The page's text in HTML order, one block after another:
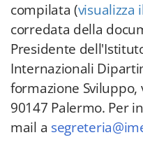
compilata (visualizza
corredata della
Presidente
Internazionali
formazione Sviluppo,
90147 Palermo. Per
mail a